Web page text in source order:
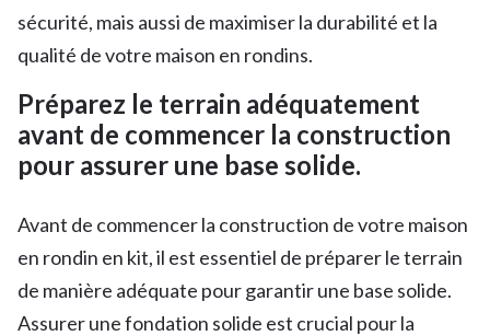
sécurité, mais aussi de maximiser la durabilité et la
qualité de votre maison en rondins.
Préparez le terrain adéquatement
avant de commencer la construction
pour assurer une base solide.
Avant de commencer la construction de votre maison
en rondin en kit, il est essentiel de préparer le terrain
de manière adéquate pour garantir une base solide.
Assurer une fondation solide est crucial pour la